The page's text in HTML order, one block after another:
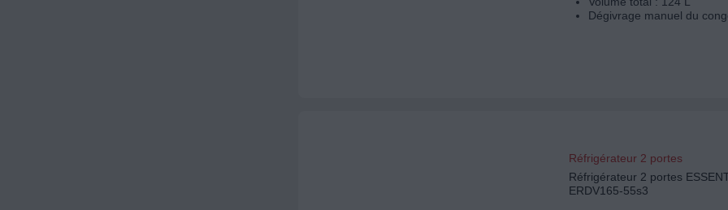
Dégivrage manuel du
Réfrigérateur 2 portes
Réfrigérateur 2 portes
ERDV165-55s3